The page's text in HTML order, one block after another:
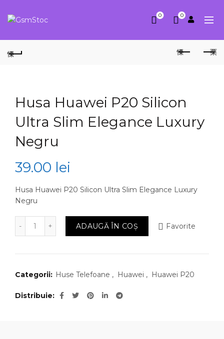
0 0
Husa Huawei P20 Silicon
Ultra Slim Elegance Luxury
Negru
39.00 lei
Husa Huawei P20 Silicon Ultra Slim Elegance Luxury
Negru
Cantitate Husa Huawei P20 Silicon Ultra Slim
ADAUGĂ ÎN COȘ Favorite
Categorii: Huse Telefoane , Huawei , Huawei P20
Distribuie